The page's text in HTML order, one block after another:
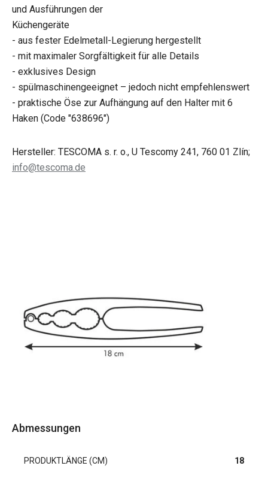
und Ausführungen der
Küchengeräte
- aus fester Edelmetall-Legierung hergestellt
- mit maximaler Sorgfältigkeit für alle Details
- exklusives Design
- spülmaschinengeeignet – jedoch nicht empfehlenswert
- praktische Öse zur Aufhängung auf den Halter mit 6
Haken (Code "638696")
Hersteller: TESCOMA s. r. o., U Tescomy 241, 760 01 Zlín;
info@tescoma.de
Abmessungen
PRODUKTLÄNGE (CM) 18